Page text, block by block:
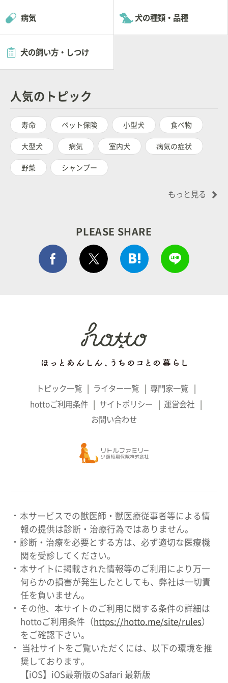
病気 犬の種類・品種
犬の飼い方・しつけ
人気のトピック
寿命 ペット保険 小型犬 食べ物
大型犬 病気 室内犬 病気の症状
野菜 シャンプー
もっと見る
PLEASE SHARE
Facebook シェア はてぶでシェア
トピック一覧 ライター一覧
専門家一覧
hottoご利用条件
サイトポリシー
運営会社
お問い合わせ
本サービスでの獣医師・獣医療従事者等による情
報の提供は診断・治療行為ではありません。
診断・治療を必要とする方は、必ず適切な医療機
関を受診してください。
本サイトに掲載された情報等のご利用により万一
何らかの損害が発生したとしても、弊社は一切責
任を負いません。
その他、本サイトのご利用に関する条件の詳細は
hottoご利用条件（ https://hotto.me/site/rules）
をご確認下さい。
当社サイトをご覧いただくには、以下の環境を推
奨しております。
【iOS】iOS最新版のSafari 最新版